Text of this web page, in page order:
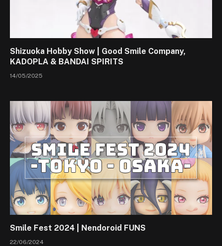
Shizuoka Hobby Show | Good Smile Company,
KADOPLA & BANDAI SPIRITS
14/05/2025
Smile Fest 2024 | Nendoroid FUNS
22/06/2024